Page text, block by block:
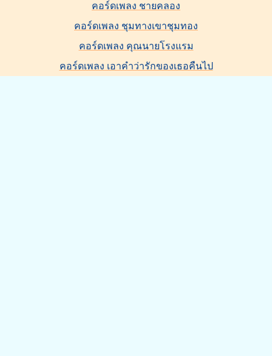
คอร์ดเพลง ชายคลอง
คอร์ดเพลง ชุมทางเขาชุมทอง
คอร์ดเพลง คุณนายโรงแรม
คอร์ดเพลง เอาคำว่ารักของเธอคืนไป